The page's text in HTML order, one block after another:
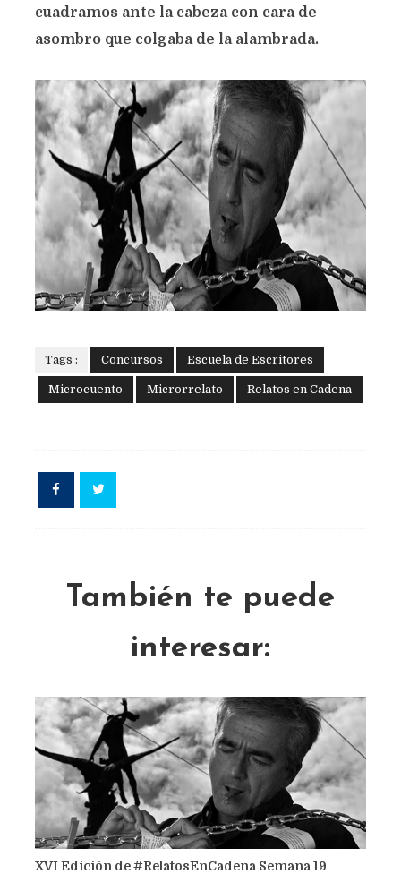
cuadramos ante la cabeza con cara de
asombro que colgaba de la alambrada.
Tags : Concursos Escuela de Escritores
Microcuento Microrrelato Relatos en Cadena
También te puede
interesar:
XVI Edición de #RelatosEnCadena Semana 19